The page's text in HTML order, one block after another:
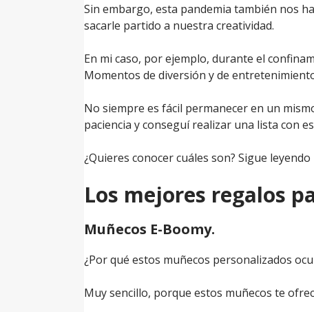
Sin embargo, esta pandemia también nos
sacarle partido a nuestra creatividad.
En mi caso, por ejemplo, durante el
Momentos de diversión y de
No siempre es fácil permanecer en un
paciencia y conseguí realizar una lista con
¿Quieres conocer cuáles son? Sigue leyendo
Los mejores regalos
Muñecos E-Boomy.
¿Por qué estos muñecos personalizados
Muy sencillo, porque estos muñecos te